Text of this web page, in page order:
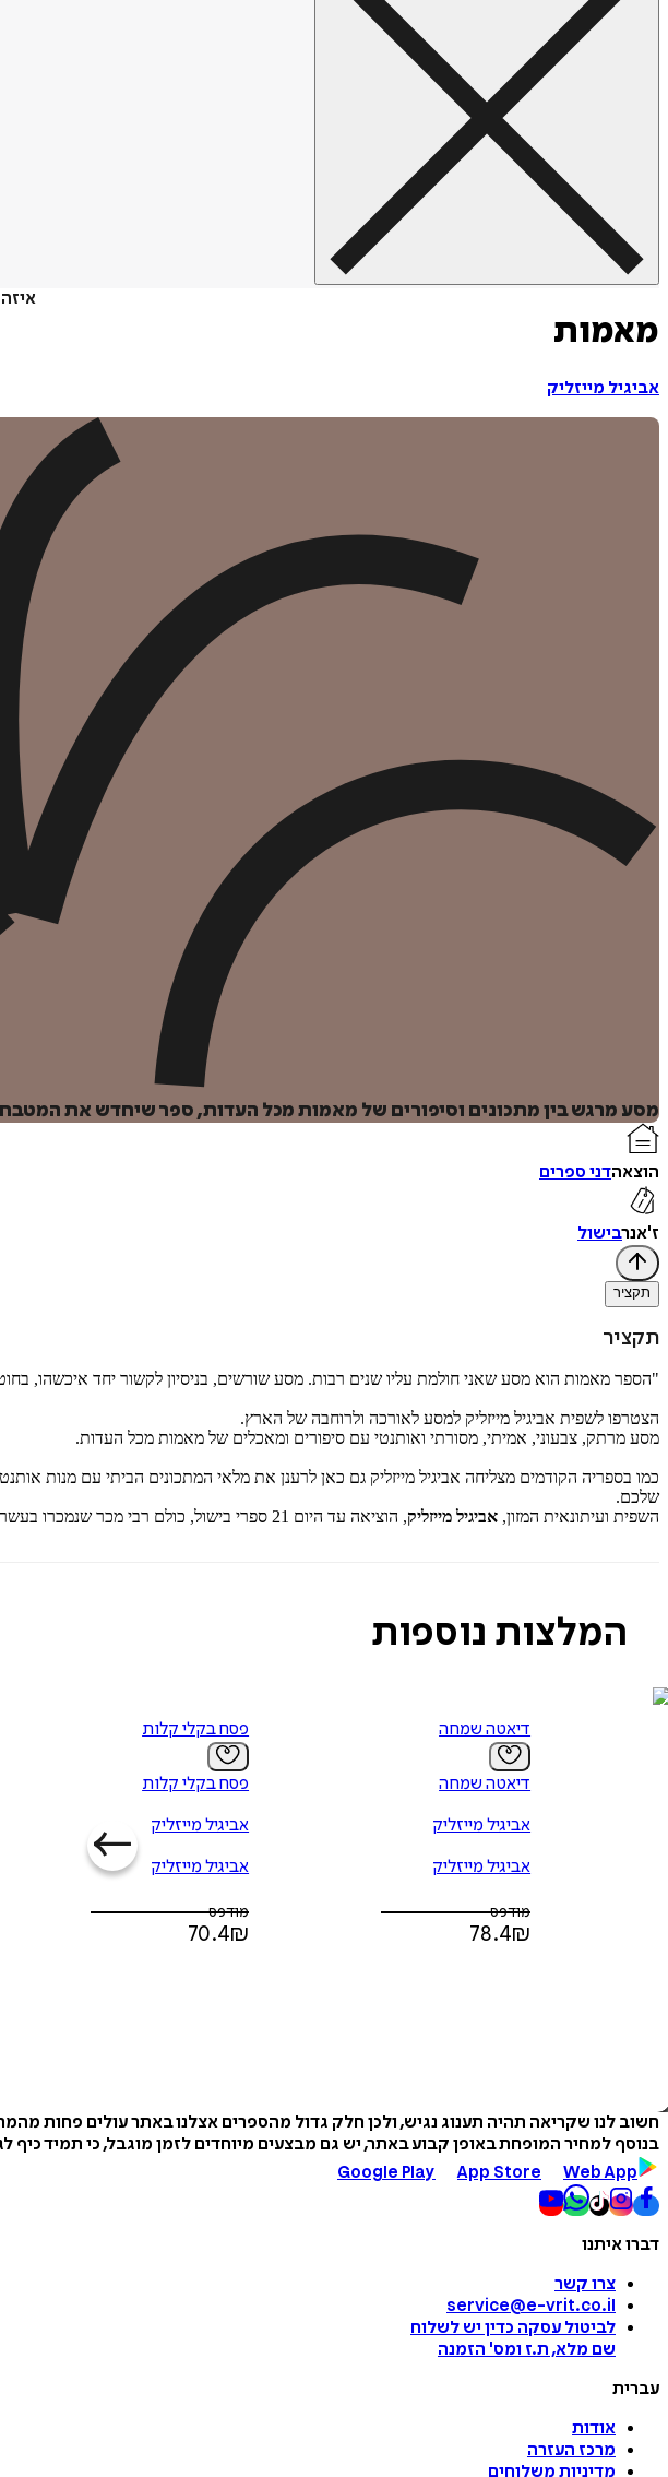
מאמות
אביגיל מייזליק
מסע מרגש בין מתכונים וסיפורים של מאמות מכל העדות, ספר שיחדש את
הוצאהדני ספרים
ז'אנרבישול
תקציר
תקציר
"הספר מאמות הוא מסע שאני חולמת עליו שנים רבות. מסע שורשים, בניסיון לקשור יחד איכשהו, בחוט
הצטרפו לשפית אביגיל מייזליק למסע לאורכה ולרוחבה של הארץ.
מסע מרתק, צבעוני, אמיתי, מסורתי ואותנטי עם סיפורים ומאכלים של מאמות מכל העדות.
כמו בספריה הקודמים מצליחה אביגיל מייזליק גם כאן לרענן את מלאי המתכונים הביתי עם מנות
שלכם.
השפית ועיתונאית המזון, אביגיל מייזליק, הוציאה עד היום 21 ספרי בישול, כולם רבי מכר שנמכרו בעשרות אלפי עותקים. זהו ספרה ה-22.
המלצות נוספות
דיאטה שמחה
דיאטה שמחה
אביגיל מייזליק
אביגיל מייזליק
מודפס
78.4₪
פסח בקלי קלות
פסח בקלי קלות
אביגיל מייזליק
אביגיל מייזליק
מודפס
70.4₪
חשוב לנו שקריאה תהיה תענוג נגיש, ולכן חלק גדול מהספרים אצלנו באתר עולים פחות
בנוסף למחיר המופחת באופן קבוע באתר, יש גם מבצעים מיוחדים לזמן מוגבל, כי תמיד כיף
Google Play
App Store Web App
דברו איתנו
צרו קשר
service@e-vrit.co.il
לביטול עסקה כדין יש לשלוח
שם מלא, ת.ז ומס' הזמנה
עברית
אודות
מרכז העזרה
מדיניות משלוחים